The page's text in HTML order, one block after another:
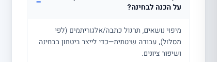
על הכנה לבחינה?
מיפוי נושאים, תרגול כתבה/אלגוריתמים (לפי
מסלול), עבודה שיטתית—כדי לייצר ביטחון בבחינה
ושיפור ציונים.